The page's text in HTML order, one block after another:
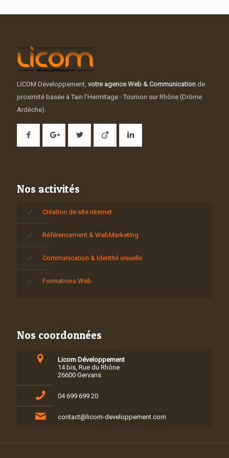
LICOM Développement, votre agence Web & Communication de
proximité basée à Tain l'Hermitage - Tournon sur Rhône (Drôme
Ardèche).
Nos activités
Création de site internet
Référencement & WebMarketing
Communication & Identité visuelle
Formations Web
Nos coordonnées
Licom Développement
14 bis, Rue du Rhône
26600 Gervans
04 699 699 20
contact@licom-developpement.com